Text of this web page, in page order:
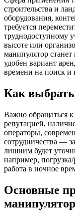
строительства и
оборудования,
требуется
труднодоступному
высоте или
манипулятор
удобен вариант
времени на поиск и
Как выбрать
Важно обращаться
репутацией,
операторы,
сотрудничества —
лишним будет
например,
работа в ночное
Основные